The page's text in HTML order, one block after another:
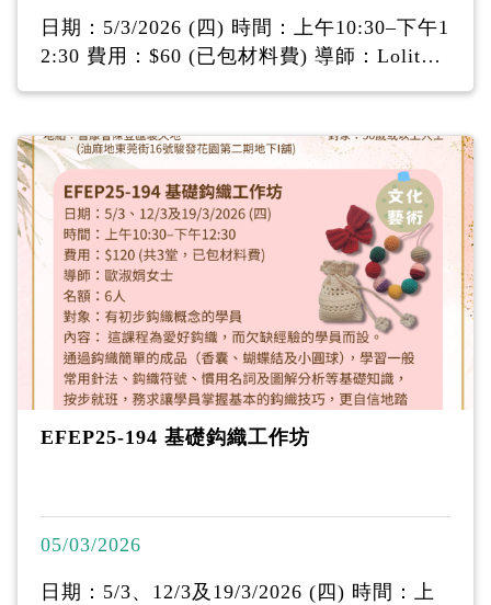
日期：5/3/2026 (四) 時間：上午10:30‒下午1
2:30 費用：$60 (已包材料費) 導師：Lolita
技巧，結合天然紋 理與豐富色澤的竹材，堅
韌特性融入現代裝 飾，常配以框裝裱，體現
中國傳統的精湛手 工藝與自然美感。
EFEP25-194 基礎鈎織工作坊
05/03/2026
日期：5/3、12/3及19/3/2026 (四) 時間：上